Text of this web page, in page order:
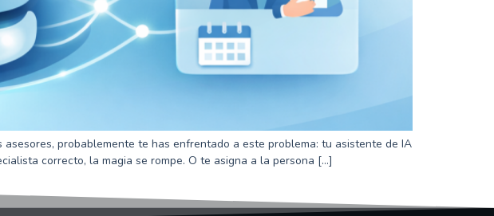
probablemente te has enfrentado a este problema: tu asistente de IA
correcto, la magia se rompe. O te asigna a la persona […]